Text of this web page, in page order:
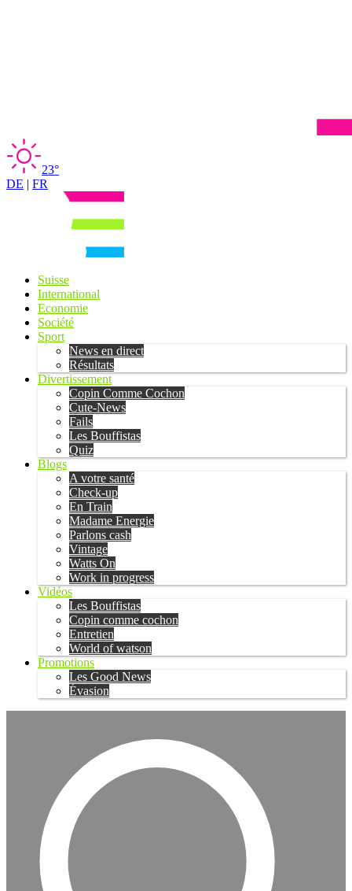
23°
DE | FR
Suisse
International
Economie
Société
Sport
News en direct
Résultats
Divertissement
Copin Comme Cochon
Cute-News
Fails
Les Bouffistas
Quiz
Blogs
A votre santé
Check-up
En Train
Madame Energie
Parlons cash
Vintage
Watts On
Work in progress
Vidéos
Les Bouffistas
Copin comme cochon
Entretien
World of watson
Promotions
Les Good News
Évasion